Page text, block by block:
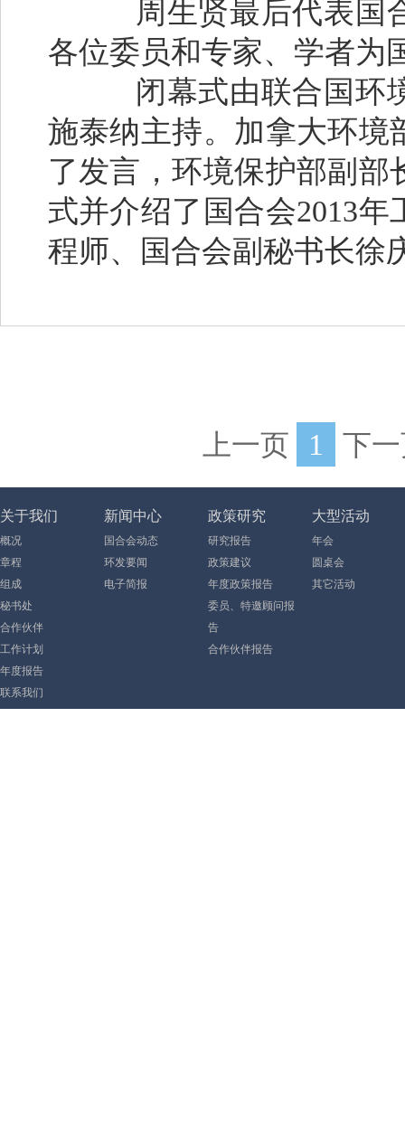
周生贤最后代表国合
各位委员和专家、学者为
闭幕式由联合国环境
施泰纳主持。加拿大环境
了发言，环境保护部副
式并介绍了国合会2013
程师、国合会副秘书长徐
上一页 1 下
关于我们
概况
章程
组成
秘书处
合作伙伴
工作计划
年度报告
联系我们
新闻中心
国合会动态
环发要闻
电子简报
政策研究
研究报告
政策建议
年度政策报告
委员、特邀顾问报
告
合作伙伴报告
大型活动
年会
圆桌会
其它活动